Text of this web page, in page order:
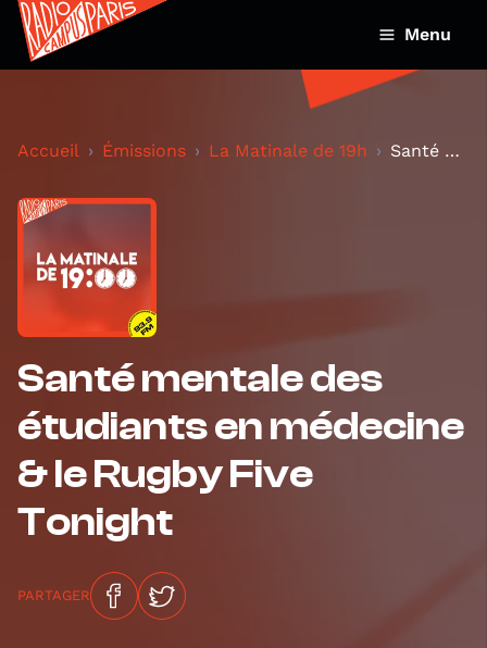
Menu
Accueil Émissions La Matinale de 19h Santé mentale des étudiants en médecine & le Rugby...
Santé mentale des
étudiants en médecine
& le Rugby Five
Tonight
PARTAGER